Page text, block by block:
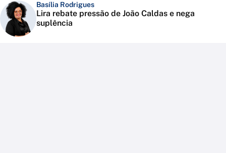
Basília Rodrigues
Lira rebate pressão de João Caldas e nega
suplência